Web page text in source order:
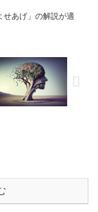
せあげ」の解説が適